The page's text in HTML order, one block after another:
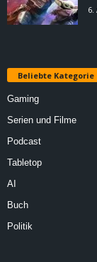
6.
Beliebte Kategorie
Gaming
Serien und Filme
Podcast
Tabletop
AI
Buch
Politik